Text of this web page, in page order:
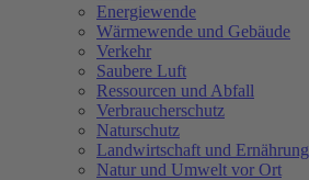
Energiewende
Wärmewende und Gebäude
Verkehr
Saubere Luft
Ressourcen und Abfall
Verbraucherschutz
Naturschutz
Landwirtschaft und Ernährung
Natur und Umwelt vor Ort